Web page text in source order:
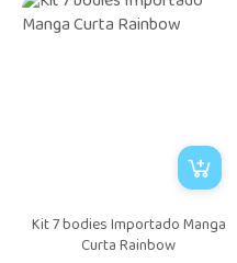
Kit 7 bodies Importado Manga
Curta Rainbow